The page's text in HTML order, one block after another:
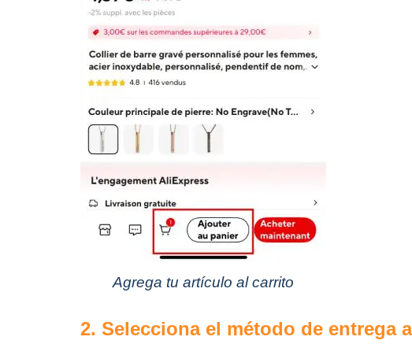
Agrega tu artículo al carrito
2. Selecciona el método de entrega